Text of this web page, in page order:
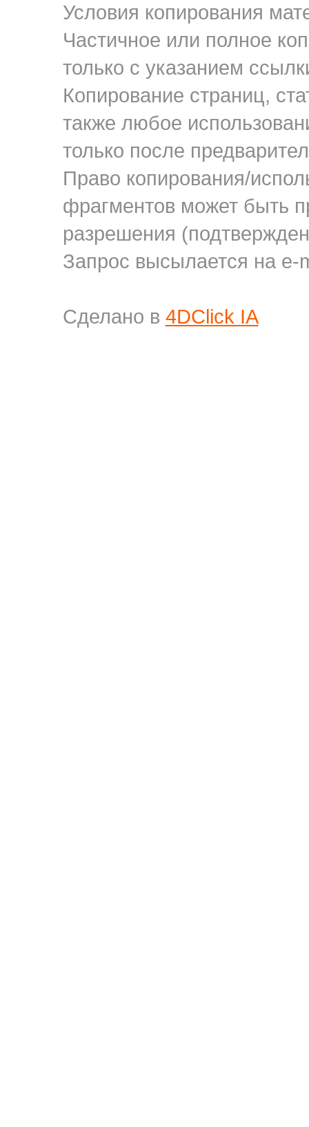
Условия копирования
Частичное или полное
только с указанием
Копирование страниц,
также любое
только после
Право копирования/
фрагментов может быть
разрешения
Запрос высылается на e-
Сделано в 4DClick IA